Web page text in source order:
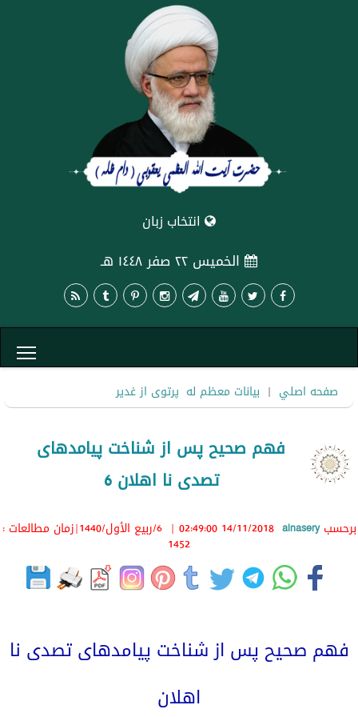
انتخاب زبان
الخميس ٢٢ صفر ١٤٤٨ هـ
صفحه اصلي | بیانات معظم له پرتوی از غدیر
فهم صحیح پس از شناخت پیامدهای
تصدی نا اهلان 6
برحسبalnasery
14/11/2018 02:49:00
| 6/ربيع الأول/1440 |زمان مطالعات :
1452
فهم صحیح پس از شناخت پیامدهای تصدی نا
اهلان